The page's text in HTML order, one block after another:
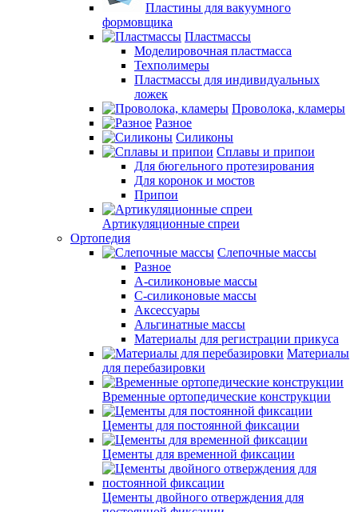
Пластины для вакуумного
формовщика
Пластмассы
Моделировочная пластмасса
Техполимеры
Пластмассы для индивидуальных
ложек
Проволока, кламеры
Разное
Силиконы
Сплавы и припои
Для бюгельного протезирования
Для коронок и мостов
Припои
Артикуляционные спреи
Ортопедия
Слепочные массы
Разное
А-силиконовые массы
С-силиконовые массы
Аксессуары
Альгинатные массы
Материалы для регистрации прикуса
Материалы
для перебазировки
Временные ортопедические конструкции
Цементы для постоянной фиксации
Цементы для временной фиксации
Цементы двойного отверждения для